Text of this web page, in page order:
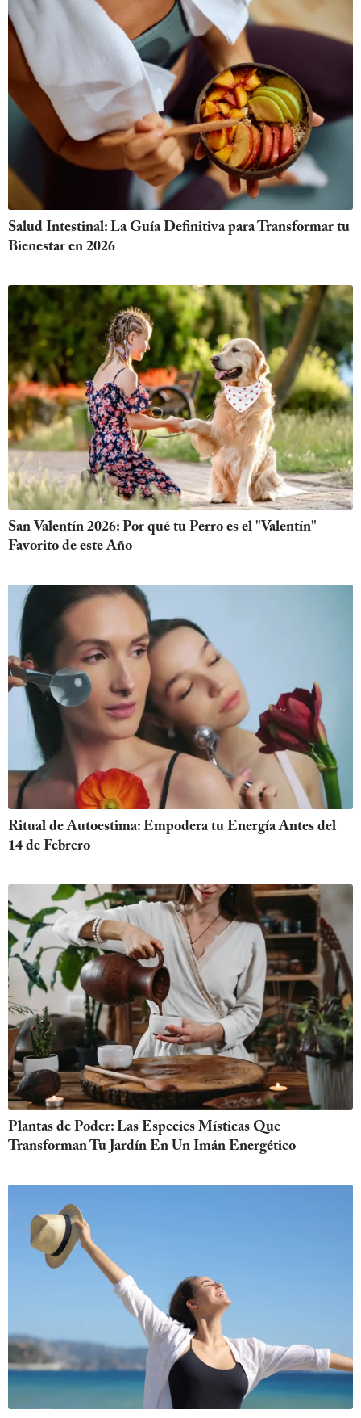
Salud Intestinal: La Guía Definitiva para Transformar tu
Bienestar en 2026
San Valentín 2026: Por qué tu Perro es el "Valentín"
Favorito de este Año
Ritual de Autoestima: Empodera tu Energía Antes del
14 de Febrero
Plantas de Poder: Las Especies Místicas Que
Transforman Tu Jardín En Un Imán Energético